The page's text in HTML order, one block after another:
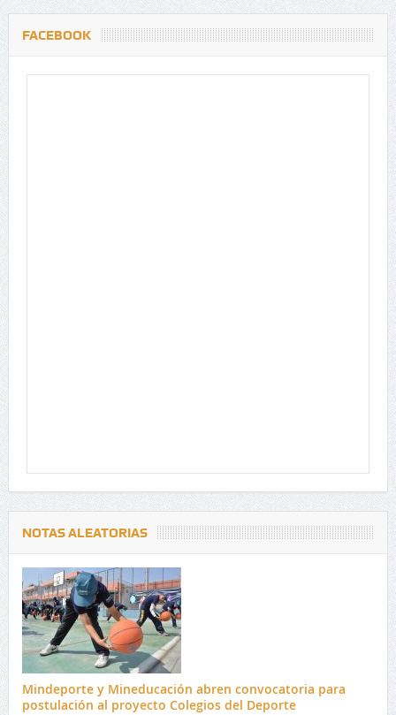
FACEBOOK
NOTAS ALEATORIAS
Mindeporte y Mineducación abren convocatoria para
postulación al proyecto Colegios del Deporte